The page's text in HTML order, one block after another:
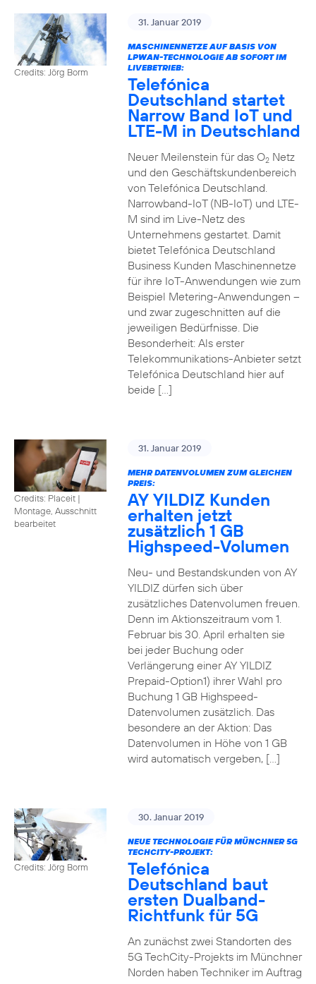
Credits: Jörg Borm
31. Januar 2019
MASCHINENNETZE AUF BASIS VON
LPWAN-TECHNOLOGIE AB SOFORT IM
LIVEBETRIEB:
Telefónica
Deutschland startet
Narrow Band IoT und
LTE-M in Deutschland
Neuer Meilenstein für das O2Netz
und den Geschäftskundenbereich
von Telefónica Deutschland.
Narrowband-IoT (NB-IoT) und LTE-
M sind im Live-Netz des
Unternehmens gestartet. Damit
bietet Telefónica Deutschland
Business Kunden Maschinennetze
für ihre IoT-Anwendungen wie zum
Beispiel Metering-Anwendungen –
und zwar zugeschnitten auf die
jeweiligen Bedürfnisse. Die
Besonderheit: Als erster
Telekommunikations-Anbieter setzt
Telefónica Deutschland hier auf
beide […]
Credits: Placeit |
Montage, Ausschnitt
bearbeitet
31. Januar 2019
MEHR DATENVOLUMEN ZUM GLEICHEN
PREIS:
AY YILDIZ Kunden
erhalten jetzt
zusätzlich 1 GB
Highspeed-Volumen
Neu- und Bestandskunden von AY
YILDIZ dürfen sich über
zusätzliches Datenvolumen freuen.
Denn im Aktionszeitraum vom 1.
Februar bis 30. April erhalten sie
bei jeder Buchung oder
Verlängerung einer AY YILDIZ
Prepaid-Option1) ihrer Wahl pro
Buchung 1 GB Highspeed-
Datenvolumen zusätzlich. Das
besondere an der Aktion: Das
Datenvolumen in Höhe von 1 GB
wird automatisch vergeben, […]
Credits: Jörg Borm
30. Januar 2019
NEUE TECHNOLOGIE FÜR MÜNCHNER 5G
TECHCITY-PROJEKT:
Telefónica
Deutschland baut
ersten Dualband-
Richtfunk für 5G
An zunächst zwei Standorten des
5G TechCity-Projekts im Münchner
Norden haben Techniker im Auftrag